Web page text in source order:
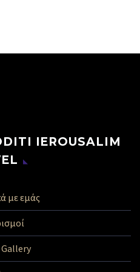
IEROUSALIM
με εμάς